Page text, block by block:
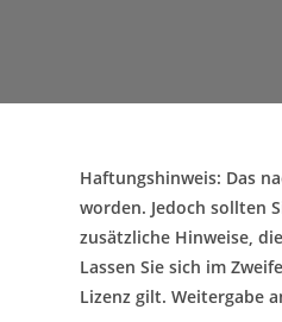
Haftungshinweis: Das
worden. Jedoch sollten
zusätzliche Hinweise,
Lassen Sie sich im
Lizenz gilt. Weitergabe